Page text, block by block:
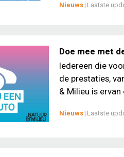
Nieuws | Laatste
Doe mee met
Iedereen die
de prestaties,
& Milieu is
Nieuws | Laatste